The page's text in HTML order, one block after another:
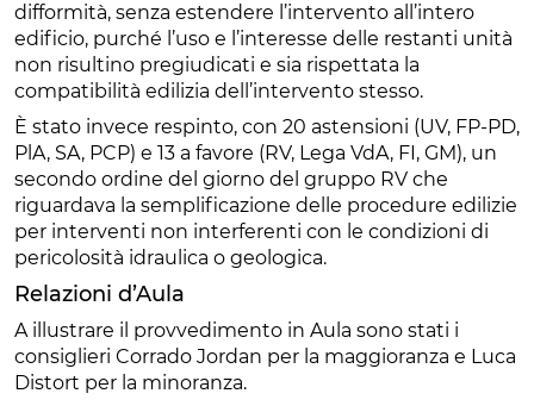
difformità, senza estendere l’intervento all’intero
edificio, purché l’uso e l’interesse delle restanti unità
non risultino pregiudicati e sia rispettata la
compatibilità edilizia dell’intervento stesso.
È stato invece respinto, con 20 astensioni (UV, FP-PD,
PlA, SA, PCP) e 13 a favore (RV, Lega VdA, FI, GM), un
secondo ordine del giorno del gruppo RV che
riguardava la semplificazione delle procedure edilizie
per interventi non interferenti con le condizioni di
pericolosità idraulica o geologica.
Relazioni d’Aula
A illustrare il provvedimento in Aula sono stati i
consiglieri Corrado Jordan per la maggioranza e Luca
Distort per la minoranza.